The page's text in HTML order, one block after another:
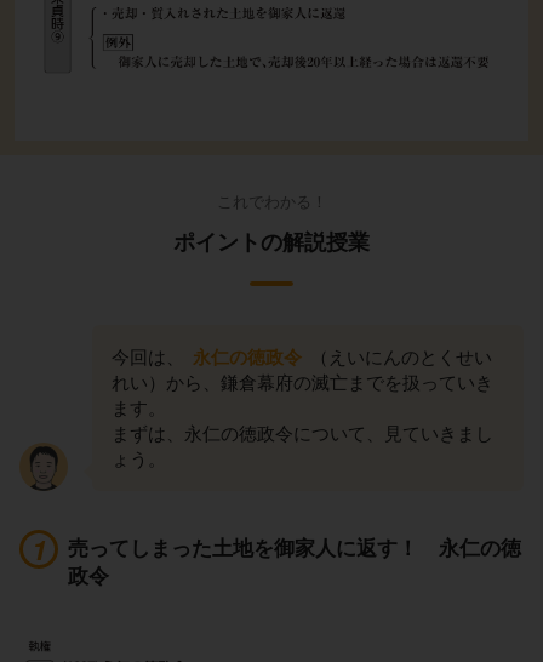
これでわかる！
ポイントの解説授業
今回は、 永仁の徳政令
（えいにんのとくせい
れい）から、鎌倉幕府の滅亡までを扱っていき
ます。
まずは、永仁の徳政令について、見ていきまし
ょう。
売ってしまった土地を御家人に返す！ 永仁の徳
政令